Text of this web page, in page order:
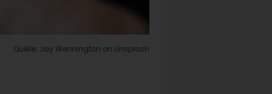
Quelle: Jay Wennington on Unsplash